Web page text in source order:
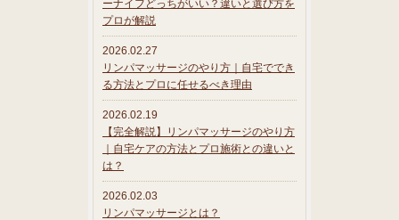
ーナイフどっちがいい？違いと選び方を
プロが解説
2026.02.27
リンパマッサージのやり方｜自宅ででき
る方法とプロに任せるべき理由
2026.02.19
【完全解説】リンパマッサージのやり方
｜自宅ケアの方法とプロ施術との違いと
は？
2026.02.03
リンパマッサージとは？